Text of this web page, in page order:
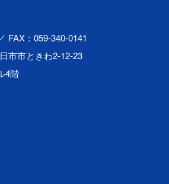
FAX：059-340-0141
市市ときわ2-12-23
4階